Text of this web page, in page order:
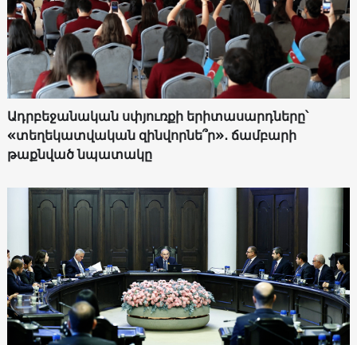
Ադրբեջանական սփյուռքի երիտասարդները՝
«տեղեկատվական զինվորնե՞ր»․ ճամբարի
թաքնված նպատակը